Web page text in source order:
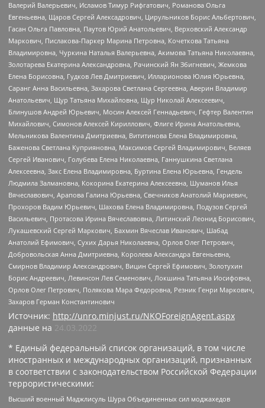
Валерий Валерьевич, Исламов Тимур Рифгатович, Романова Ольга
Евгеньевна, Щаров Сергей Алексадрович, Цирульников Борис Альбертович,
Гасан Ольга Павловна, Паутов Юрий Анатольевич, Верховский Александр
Маркович, Пислакова-Паркер Марина Петровна, Кочеткова Татьяна
Владимировна, Чуркина Наталья Валерьевна, Акимова Татьяна Николаевна,
Золотарева Екатерина Александровна, Рачинский Ян Збигневич, Жемкова
Елена Борисовна, Гудков Лев Дмитриевич, Илларионова Юлия Юрьевна,
Саранг Анна Васильевна, Захарова Светлана Сергеевна, Аверин Владимир
Анатольевич, Щур Татьяна Михайловна, Щур Николай Алексеевич,
Блинушов Андрей Юрьевич, Мосин Алексей Геннадьевич, Гефтер Валентин
Михайлович, Симонов Алексей Кириллович, Флиге Ирина Анатольевна,
Мельникова Валентина Дмитриевна, Вититинова Елена Владимировна,
Баженова Светлана Куприяновна, Максимов Сергей Владимирович, Беляев
Сергей Иванович, Голубева Елена Николаевна, Ганнушкина Светлана
Алексеевна, Закс Елена Владимировна, Буртина Елена Юрьевна, Гендель
Людмила Залмановна, Кокорина Екатерина Алексеевна, Шуманов Илья
Вячеславович, Арапова Галина Юрьевна, Свечников Анатолий Мариевич,
Прохоров Вадим Юрьевич, Шахова Елена Владимировна, Подузов Сергей
Васильевич, Протасова Ирина Вячеславовна, Литинский Леонид Борисович,
Лукашевский Сергей Маркович, Бахмин Вячеслав Иванович, Шабад
Анатолий Ефимович, Сухих Дарья Николаевна, Орлов Олег Петрович,
Добровольская Анна Дмитриевна, Королева Александра Евгеньевна,
Смирнов Владимир Александрович, Вицин Сергей Ефимович, Золотухин
Борис Андреевич, Левинсон Лев Семенович, Локшина Татьяна Иосифовна,
Орлов Олег Петрович, Полякова Мара Федоровна, Резник Генри Маркович,
Захаров Герман Константинович
Источник: http://unro.minjust.ru/NKOForeignAgent.aspx
данные на 24.03.2022
* Единый федеральный список организаций, в том числе
иностранных и международных организаций, признанных
в соответствии с законодательством Российской Федерации
террористическими:
Высший военный Маджлисуль Шура Объединенных сил моджахедов